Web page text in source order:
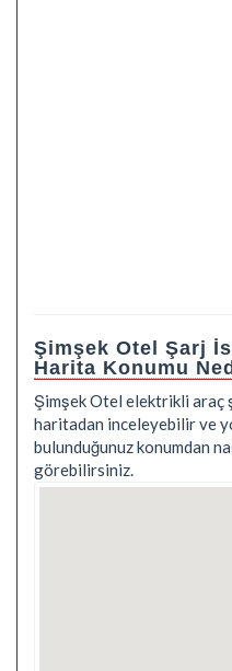
Şimşek Otel Şarj
Harita Konumu
Şimşek Otel elektrikli araç
haritadan inceleyebilir ve
bulunduğunuz konumdan
görebilirsiniz.